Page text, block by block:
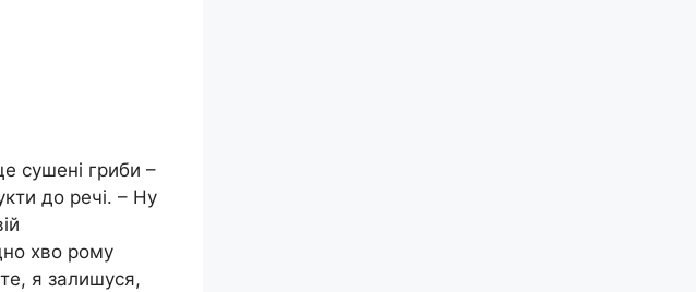
сушені гриби –
до речі. – Ну
хво рому
я залишуся,